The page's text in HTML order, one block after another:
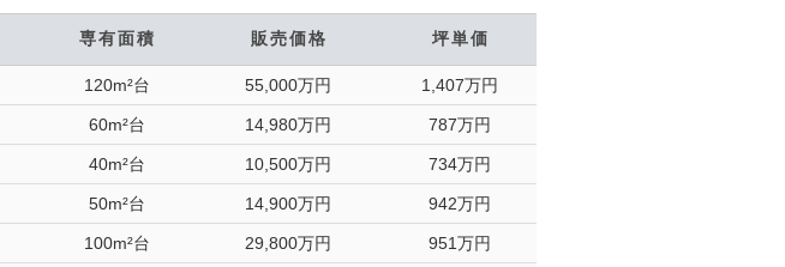
専有面積 販売価格 坪単価
120m²台 55,000万円 1,407万円
60m²台 14,980万円 787万円
40m²台 10,500万円 734万円
50m²台 14,900万円 942万円
100m²台 29,800万円 951万円